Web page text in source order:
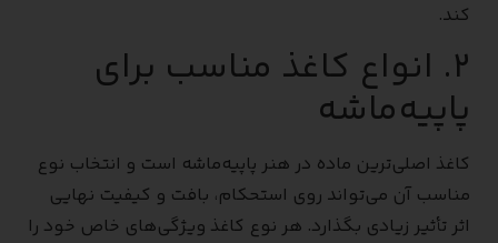
کند.
۲. انواع کاغذ مناسب برای
پاپیه‌ماشه
کاغذ اصلی‌ترین ماده در هنر پاپیه‌ماشه است و انتخاب نوع
مناسب آن می‌تواند روی استحکام، بافت و کیفیت نهایی
اثر تأثیر زیادی بگذارد. هر نوع کاغذ ویژگی‌های خاص خود را